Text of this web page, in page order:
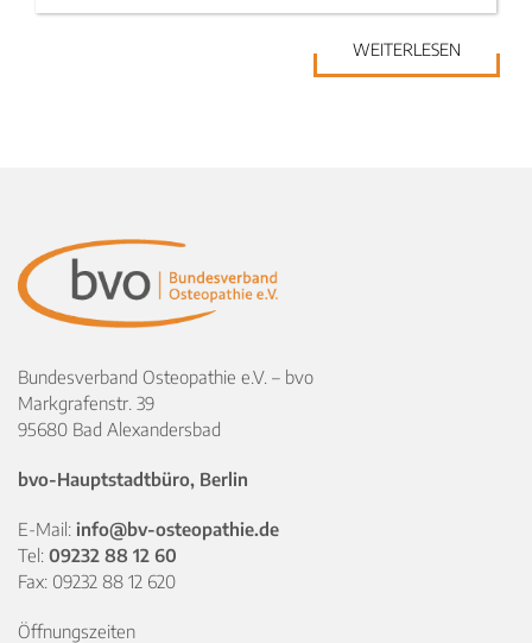
WEITERLESEN
Bundesverband Osteopathie e.V. – bvo
Markgrafenstr. 39
95680 Bad Alexandersbad
bvo-Hauptstadtbüro, Berlin
E-Mail: info@bv-osteopathie.de
Tel: 09232 88 12 60
Fax: 09232 88 12 620
Öffnungszeiten